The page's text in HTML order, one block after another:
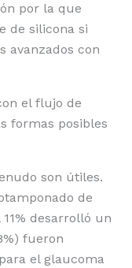
por la que
de silicona si
avanzados con
el flujo de
formas posibles
son útiles.
de
desarrolló un
fueron
el glaucoma